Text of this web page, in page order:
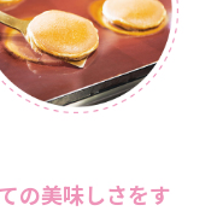
の美味しさをす